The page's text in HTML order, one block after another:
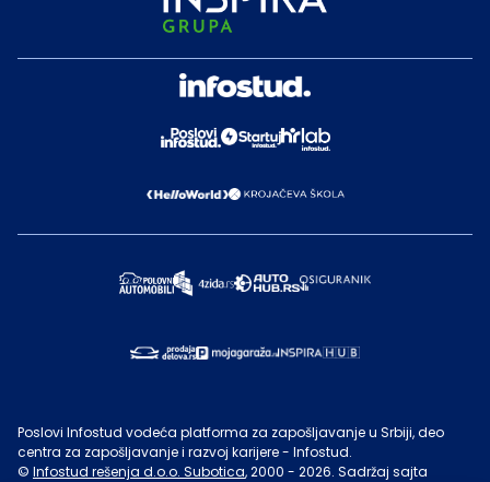
Poslovi Infostud vodeća platforma za zapošljavanje u Srbiji, deo
centra za zapošljavanje i razvoj karijere - Infostud.
© Infostud rešenja d.o.o. Subotica, 2000 - 2026. Sadržaj sajta